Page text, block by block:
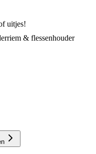
uitjes!
& flessenhouder